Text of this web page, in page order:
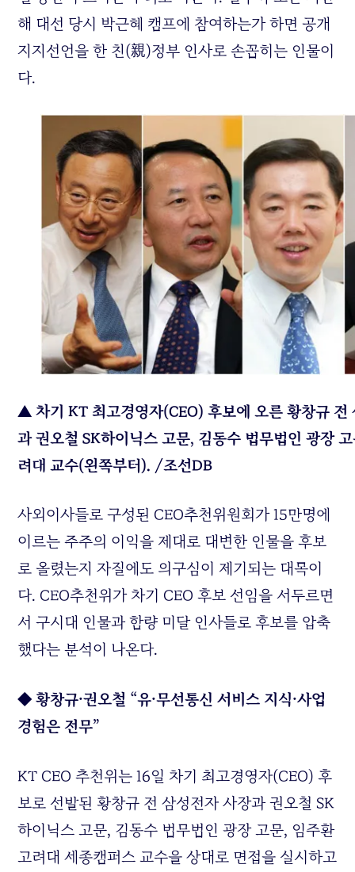
해 대선 당시 박근혜 캠프에 참여하는가 하면 공개
지지선언을 한 친(親)정부 인사로 손꼽히는 인물이
다.
▲차기 KT 최고경영자(CEO) 후보에 오른 황창규 전
과 권오철 SK하이닉스 고문, 김동수 법무법인 광장
려대 교수(왼쪽부터). /조선DB
사외이사들로 구성된 CEO추천위원회가 15만명에
이르는 주주의 이익을 제대로 대변한 인물을 후보
로 올렸는지 자질에도 의구심이 제기되는 대목이
다. CEO추천위가 차기 CEO 후보 선임을 서두르면
서 구시대 인물과 함량 미달 인사들로 후보를 압축
했다는 분석이 나온다.
◆ 황창규·권오철 “유·무선통신 서비스 지식·사업
경험은 전무”
KT CEO 추천위는 16일 차기 최고경영자(CEO) 후
보로 선발된 황창규 전 삼성전자 사장과 권오철 SK
하이닉스 고문, 김동수 법무법인 광장 고문, 임주환
고려대 세종캠퍼스 교수을 상대로 면접을 실시하고